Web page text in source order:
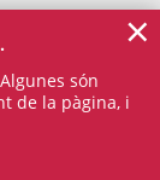
són
de la pàgina, i
×